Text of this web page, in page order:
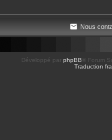
Nous
Développé par phpBB ® Forum
Traduction